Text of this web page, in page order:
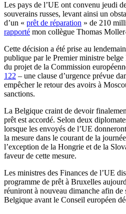
Les pays de l’UE ont convenu jeudi
souverains russes, levant ainsi un
d’un « prêt de réparation » de 210
rapporté mon collègue Thomas
Cette décision a été prise au
publique par le Premier ministre
du projet de la Commission
122 – une clause d’urgence prévue
empêcher le retour des avoirs à
sanctions.
La Belgique craint de devoir
prêt est accordé. Selon deux
lorsque les envoyés de l’UE
la mesure dans le courant de la
l’exception de la Hongrie et de la
faveur de cette mesure.
Les ministres des Finances de l’UE
programme de prêt à Bruxelles
réuniront à nouveau dimanche afin de
Belgique avant le Conseil européen